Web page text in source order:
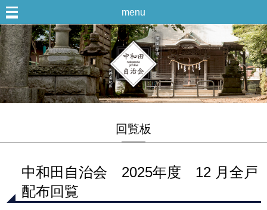
menu
回覧板
中和田自治会 2025年度 12 月全戸
配布回覧